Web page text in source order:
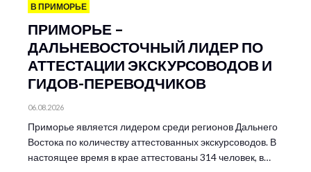
В ПРИМОРЬЕ
ПРИМОРЬЕ –
ДАЛЬНЕВОСТОЧНЫЙ ЛИДЕР ПО
АТТЕСТАЦИИ ЭКСКУРСОВОДОВ И
ГИДОВ-ПЕРЕВОДЧИКОВ
06.08.2026
Приморье является лидером среди регионов Дальнего
Востока по количеству аттестованных экскурсоводов. В
настоящее время в крае аттестованы 314 человек, в…